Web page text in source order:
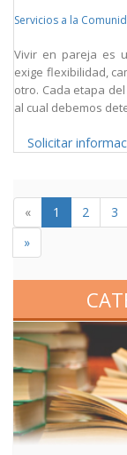
Servicios a la
Vivir en pareja es
exige flexibilidad,
otro. Cada etapa
al cual debemos
Solicitar
« 1 2 3
»